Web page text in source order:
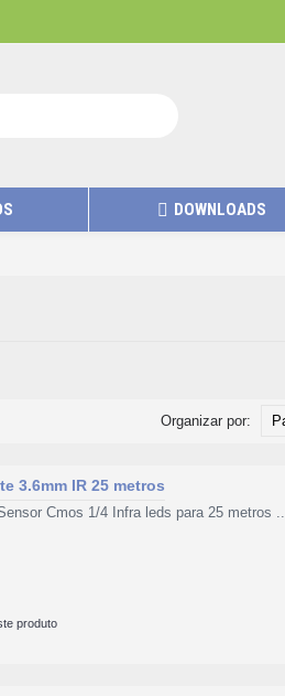
DOWNLOADS
Organizar por:
3.6mm IR 25 metros
Cmos 1/4 Infra leds para 25 metros ..
produto